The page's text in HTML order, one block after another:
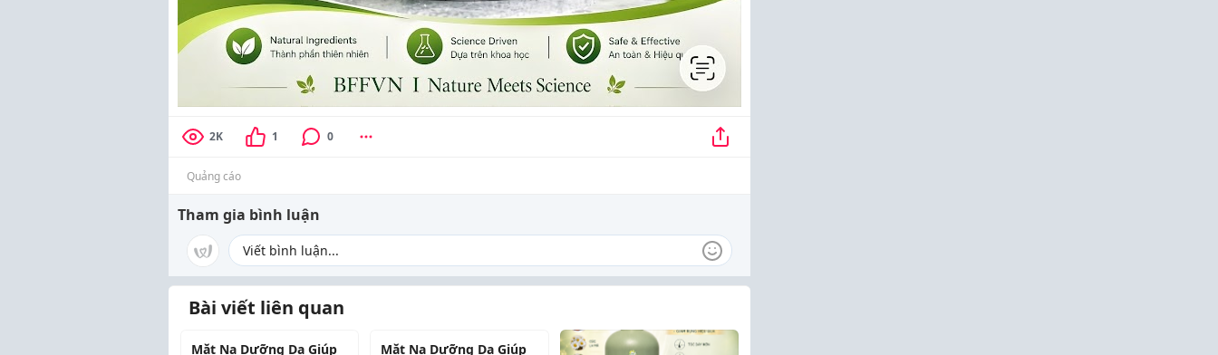
2K 1 0
Quảng cáo
Tham gia bình luận
Bài viết liên quan
Mặt Nạ Dưỡng Da Giúp
Mặt Nạ Dưỡng Da Giúp